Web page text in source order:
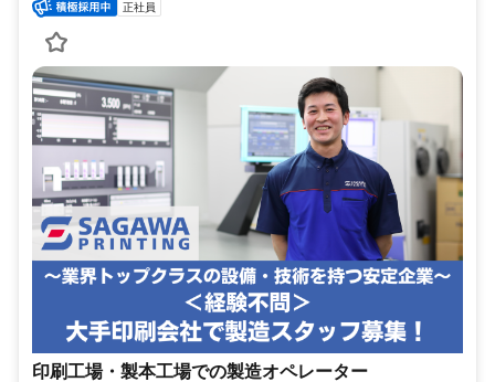
正社員
印刷工場・製本工場での製造オペレーター